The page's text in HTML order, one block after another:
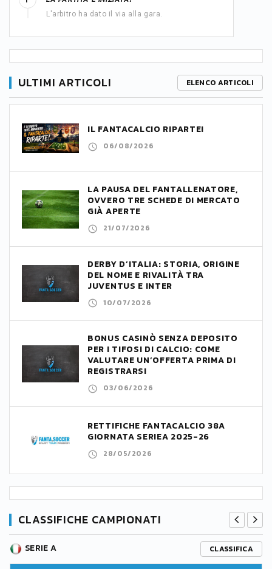
L'arbitro ha dato il via alla gara.
ULTIMI ARTICOLI ELENCO ARTICOLI
IL FANTACALCIO RIPARTE!
06/08/2026
LA PAUSA DEL FANTALLENATORE,
OVVERO TRE SCHEDE DI MERCATO
GIÀ APERTE
21/07/2026
DERBY D’ITALIA: STORIA, ORIGINE
DEL NOME E RIVALITÀ TRA
JUVENTUS E INTER
10/07/2026
BONUS CASINÒ SENZA DEPOSITO
PER I TIFOSI DI CALCIO: COME
VALUTARE UN’OFFERTA PRIMA DI
REGISTRARSI
03/06/2026
RETTIFICHE FANTACALCIO 38A
GIORNATA SERIEA 2025-26
28/05/2026
CLASSIFICHE CAMPIONATI
SERIE A CLASSIFICA